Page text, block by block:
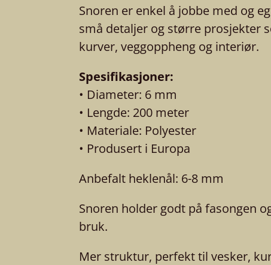
Snoren er enkel å jobbe med og
små detaljer og større prosjekter
kurver, veggoppheng og interiør.
Spesifikasjoner:
• Diameter: 6 mm
• Lengde: 200 meter
• Materiale: Polyester
• Produsert i Europa
Anbefalt heklenål: 6-8 mm
Snoren holder godt på fasongen
bruk.
Mer struktur, perfekt til vesker,